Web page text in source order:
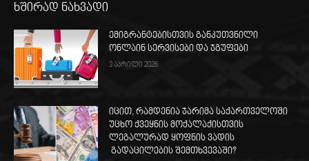
ხშირად ნახვადი
ემიგრანტებისთვის განკუთვნილი
ონლაინ სერვისები და ჯგუფები
3 აპრილი 2026
იცით, რამდენია ჯარიმა საქართველოში
უცხო ქვეყნის მოქალაქისთვის
ლეგალურად ყოფნის ვადის
გადაცილების შემთხვევაში?